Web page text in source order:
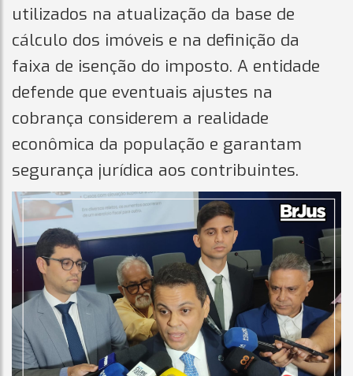
utilizados na atualização da base de
cálculo dos imóveis e na definição da
faixa de isenção do imposto. A entidade
defende que eventuais ajustes na
cobrança considerem a realidade
econômica da população e garantam
segurança jurídica aos contribuintes.